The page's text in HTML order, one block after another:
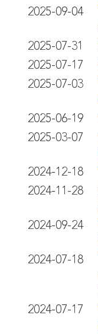
2025-09-04
2025-07-31
2025-07-17
2025-07-03
2025-06-19
2025-03-07
2024-12-18
2024-11-28
2024-09-24
2024-07-18
2024-07-17